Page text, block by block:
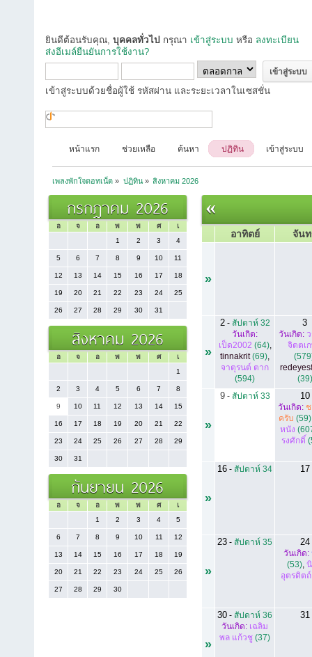
ยินดีต้อนรับคุณ, บุคคลทั่วไป กรุณา เข้าสู่ระบบ หรือ ลงทะเบียน
ส่งอีเมล์ยืนยันการใช้งาน?
เข้าสู่ระบบด้วยชื่อผู้ใช้ รหัสผ่าน และระยะเวลาในเซสชั่น
หน้าแรก ช่วยเหลือ ค้นหา ปฏิทิน เข้าสู่ระบบ
เพลงพักใจดอทเน็ต » ปฏิทิน» สิงหาคม 2026
กรกฎาคม 2026
อ จ อ พ พ ศ
เ
1
2 3 4
5 6 7 8 9 10 11
12 13 14 15 16 17 18
19 20 21 22 23 24 25
26 27 28 29 30 31
สิงหาคม 2026
อ จ อ พ พ ศ
เ
1
2 3 4 5 6 7 8
9 10 11 12 13 14 15
16 17 18 19 20 21 22
23 24 25 26 27 28 29
30 31
กันยายน 2026
อ จ อ พ พ ศ
เ
1
2 3 4 5
6 7 8 9 10 11 12
13 14 15 16 17 18 19
20 21 22 23 24 25 26
27 28 29 30
«
อาทิตย์ จัน
»
»
2- สัปดาห์ 32
วันเกิด:
เป็ด2002 (64),
tinnakrit(69)
จาตุรนต์ ตาก
(594)
3
วันเกิด:
จิตตเ
(39)
»
9- สัปดาห์ 33 10
วันเกิด:
ครับ (59)
หนัง
รงศักดิ์
»
16 - สัปดาห์ 34 17
»
23 - สัปดาห์ 35 24
วันเกิด:
(53),
อุตรดิตถ์
»
30 - สัปดาห์ 36
วันเกิด: เฉลิม
พล แก้วชู (37)
31